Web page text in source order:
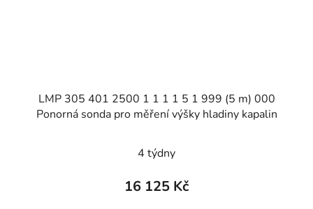
LMP 305 401 2500 1 1 1 1 5 1 999 (5 m) 000
Ponorná sonda pro měření výšky hladiny kapalin
4 týdny
16 125 Kč